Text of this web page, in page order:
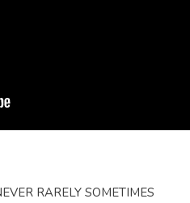
RARELY SOMETIMES